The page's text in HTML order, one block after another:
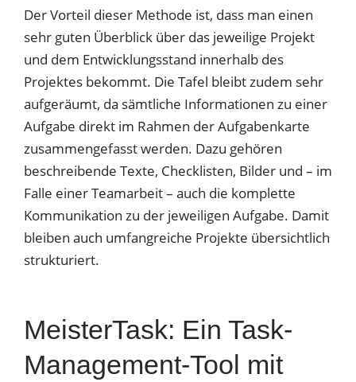
Der Vorteil dieser Methode ist, dass man einen
sehr guten Überblick über das jeweilige Projekt
und dem Entwicklungsstand innerhalb des
Projektes bekommt. Die Tafel bleibt zudem sehr
aufgeräumt, da sämtliche Informationen zu einer
Aufgabe direkt im Rahmen der Aufgabenkarte
zusammengefasst werden. Dazu gehören
beschreibende Texte, Checklisten, Bilder und – im
Falle einer Teamarbeit – auch die komplette
Kommunikation zu der jeweiligen Aufgabe. Damit
bleiben auch umfangreiche Projekte übersichtlich
strukturiert.
MeisterTask: Ein Task-
Management-Tool mit